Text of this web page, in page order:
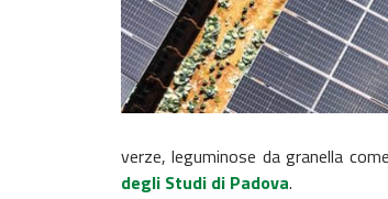
verze, leguminose da granella
degli Studi di Padova.